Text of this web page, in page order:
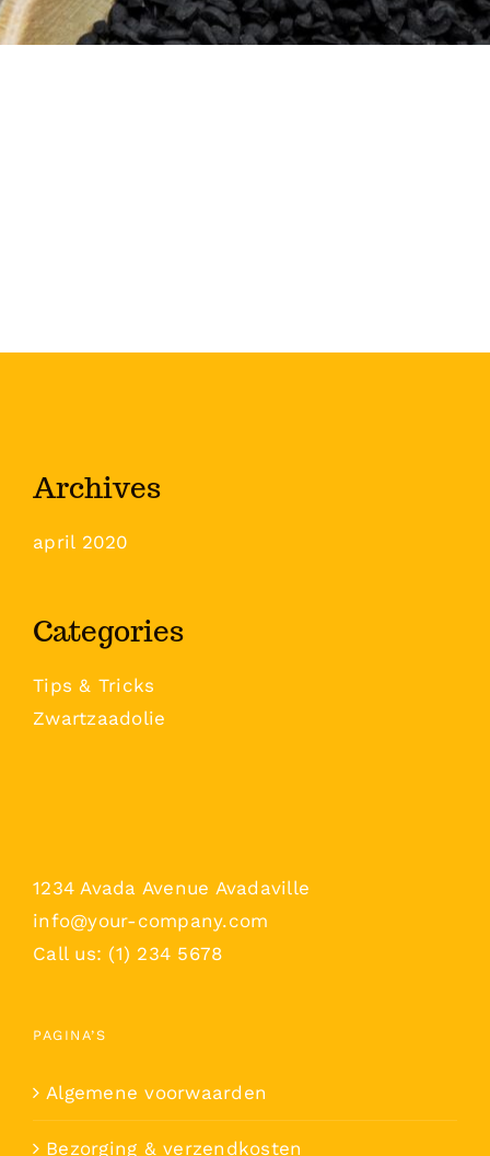
Archives
april 2020
Categories
Tips & Tricks
Zwartzaadolie
1234 Avada Avenue Avadaville
info@your-company.com
Call us: (1) 234 5678
PAGINA’S
Algemene voorwaarden
Bezorging & verzendkosten